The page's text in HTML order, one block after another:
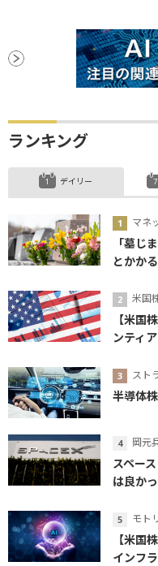
ランキング
デイリー
マネ
「墓じ
とかか
米国
【米国
ンティ
スト
半導体
岡元
スペー
は良か
モト
【米国
インフ